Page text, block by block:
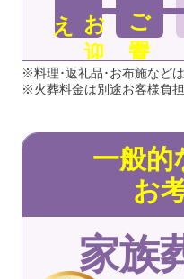
お
迎
え ご安置
※料理･返礼品･お布施など
※火葬料金は別途お客様負
一般的
お
家族